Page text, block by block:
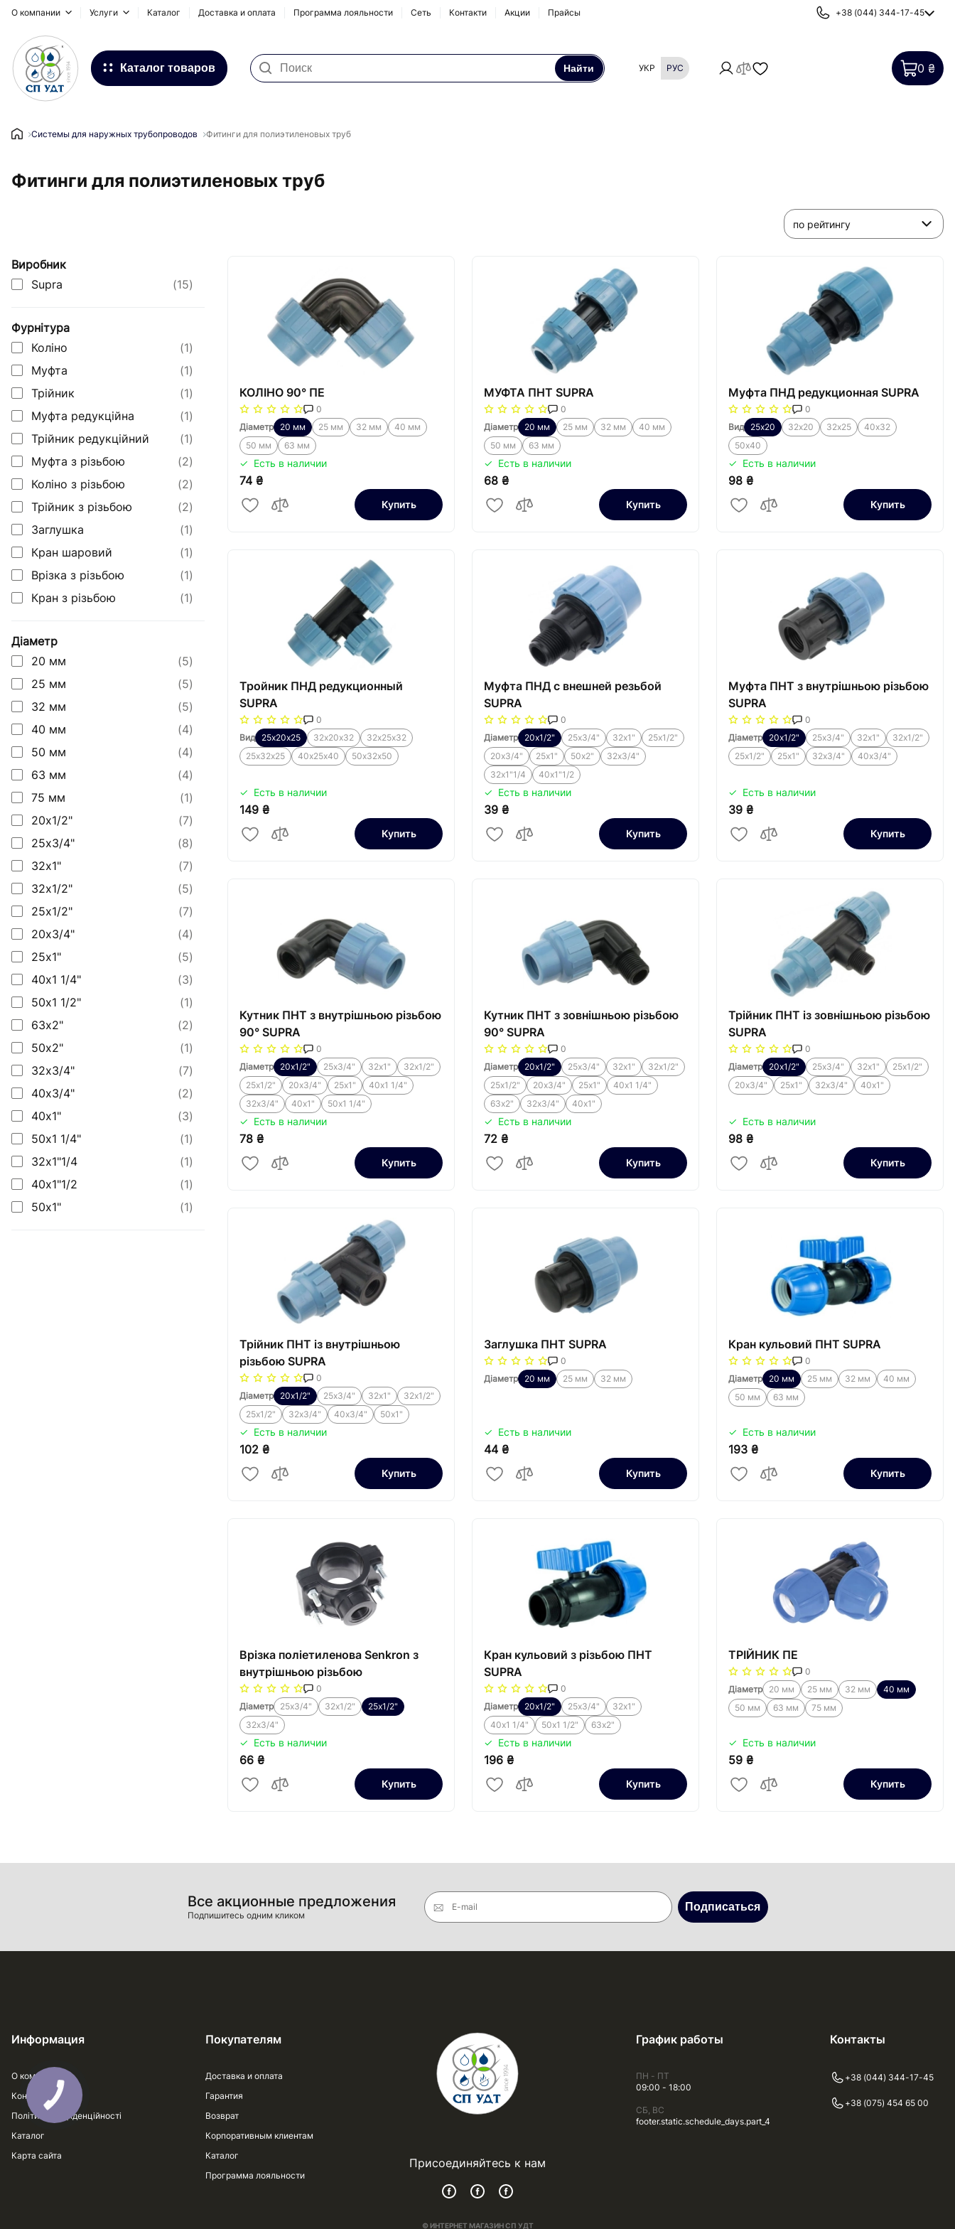
О компании Услуги Каталог Доставка и оплата Программа лояльности Сеть Контакти Акции Прайсы +38 (044) 344-17-45
Каталог товаров
Системы для наружных
Водоснабжение и Отопление
сифоны и дренажные каналы
Радиаторы отопления,
конвекторы и
полотенцесушители
Оборудование для котельных
Гидроаккумуляторы
Насосное оборудование
Трубная изоляция и крепления
Солнечные коллекторы и
тепловые насосы
Системы капельного орошения
Найти УКР РУС 0 ₴
Системы для наружных трубопроводов Фитинги для полиэтиленовых труб
Фитинги для полиэтиленовых труб
по рейтингу
Виробник
Supra
(15)
Фурнітура
Коліно
(1)
Муфта
(1)
Трійник
(1)
Муфта редукційна
(1)
Трійник редукційний
(1)
Муфта з різьбою
(2)
Коліно з різьбою
(2)
Трійник з різьбою
(2)
Заглушка
(1)
Кран шаровий
(1)
Врізка з різьбою
(1)
Кран з різьбою
(1)
Діаметр
20 мм
(5)
25 мм
(5)
32 мм
(5)
40 мм
(4)
50 мм
(4)
63 мм
(4)
75 мм
(1)
20х1/2"
(7)
25х3/4"
(8)
32х1"
(7)
32х1/2"
(5)
25х1/2"
(7)
20х3/4"
(4)
25х1"
(5)
40х1 1/4"
(3)
50х1 1/2"
(1)
63х2"
(2)
50х2"
(1)
32х3/4"
(7)
40х3/4"
(2)
40х1"
(3)
50х1 1/4"
(1)
32х1"1/4
(1)
40х1"1/2
(1)
50х1"
(1)
КОЛІНО 90° ПЕ
0
Діаметр
20 мм 25 мм 32 мм
40 мм
50 мм
63 мм
Есть в наличии
74 ₴
Купить
МУФТА ПНТ SUPRA
0
Діаметр
20 мм 25 мм 32 мм
40 мм
50 мм
63 мм
Есть в наличии
68 ₴
Купить
Муфта ПНД редукционная SUPRA
0
Вид
25х20 32х20 32х25
40х32
50х40
Есть в наличии
98 ₴
Купить
Тройник ПНД редукционный
SUPRA
0
Вид
25х20х25 32х20х32
32х25х32
25х32х25
40х25х40 50х32х50
Есть в наличии
149 ₴
Купить
Муфта ПНД с внешней резьбой
SUPRA
0
Діаметр
20х1/2" 25х3/4" 32х1"
25х1/2"
20х3/4"
25х1" 50х2"
32х3/4"
32х1"1/4
40х1"1/2
Есть в наличии
39 ₴
Купить
Муфта ПНТ з внутрішньою різьбою
SUPRA
0
Діаметр
20х1/2" 25х3/4" 32х1"
32х1/2"
25х1/2"
25х1" 32х3/4" 40х3/4"
Есть в наличии
39 ₴
Купить
Кутник ПНТ з внутрішньою різьбою
90° SUPRA
0
Діаметр
20х1/2" 25х3/4" 32х1"
32х1/2"
25х1/2"
20х3/4" 25х1"
40х1 1/4"
32х3/4"
40х1" 50х1 1/4"
Есть в наличии
78 ₴
Купить
Кутник ПНТ з зовнішньою різьбою
90° SUPRA
0
Діаметр
20х1/2" 25х3/4" 32х1"
32х1/2"
25х1/2"
20х3/4" 25х1"
40х1 1/4"
63х2"
32х3/4" 40х1"
Есть в наличии
72 ₴
Купить
Трійник ПНТ із зовнішньою різьбою
SUPRA
0
Діаметр
20х1/2" 25х3/4" 32х1"
25х1/2"
20х3/4"
25х1" 32х3/4" 40х1"
Есть в наличии
98 ₴
Купить
Трійник ПНТ із внутрішньою
різьбою SUPRA
0
Діаметр
20х1/2" 25х3/4" 32х1"
32х1/2"
25х1/2"
32х3/4" 40х3/4" 50х1"
Есть в наличии
102 ₴
Купить
Заглушка ПНТ SUPRA
0
Діаметр
20 мм 25 мм 32 мм
Есть в наличии
44 ₴
Купить
Кран кульовий ПНТ SUPRA
0
Діаметр
20 мм 25 мм 32 мм
40 мм
50 мм
63 мм
Есть в наличии
193 ₴
Купить
Врізка поліетиленова Senkron з
внутрішньою різьбою
0
Діаметр
25х3/4" 32х1/2"
25х1/2"
32х3/4"
Есть в наличии
66 ₴
Купить
Кран кульовий з різьбою ПНТ
SUPRA
0
Діаметр
20х1/2" 25х3/4"
32х1"
40х1 1/4"
50х1 1/2" 63х2"
Есть в наличии
196 ₴
Купить
ТРІЙНИК ПЕ
0
Діаметр
20 мм 25 мм 32 мм
40 мм
50 мм
63 мм 75 мм
Есть в наличии
59 ₴
Купить
Все акционные предложения
Подпишитесь одним кликом
E-mail Подписаться
Присоединяйтесь к нам
Информация
О компании
Контакти
Політика конфіденційності
Каталог
Карта сайта
Покупателям
Доставка и оплата
Гарантия
Возврат
Корпоративным клиентам
Каталог
Программа лояльности
График работы
ПН - ПТ
09:00 - 18:00
СБ, ВС
footer.static.schedule_days.part_4
Контакты
+38 (044) 344-17-45
+38 (075) 454 65 00
© ИНТЕРНЕТ МАГАЗИН СП УДТ